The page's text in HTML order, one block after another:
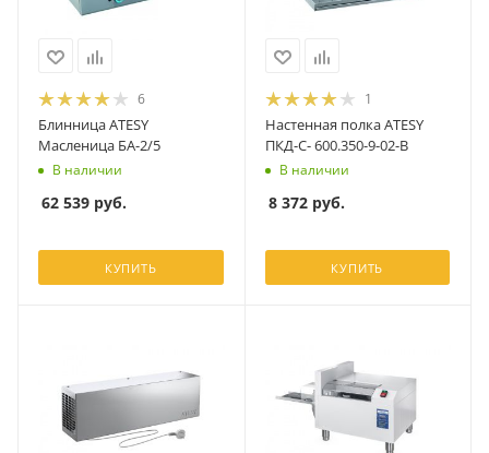
6
Блинница ATESY
Масленица БА-2/5
В наличии
62 539 руб.
КУПИТЬ
1
Настенная полка ATESY
ПКД-С- 600.350-9-02-В
В наличии
8 372руб.
КУПИТЬ